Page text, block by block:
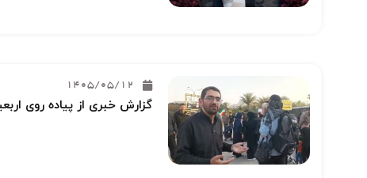
1405/05/12
گزارش خبری از پیاده روی